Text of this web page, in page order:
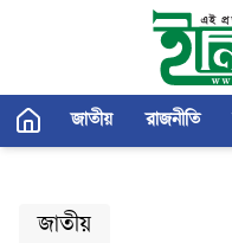
জাতীয় রাজনীতি
জাতীয়